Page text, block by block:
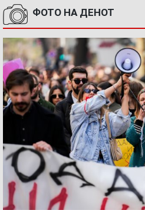
ФОТО НА ДЕНОТ